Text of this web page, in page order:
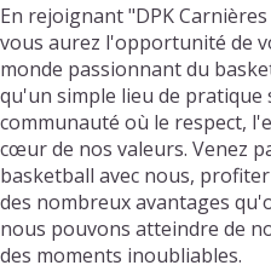
En rejoignant "DPK
vous aurez l'opportunité de
monde passionnant du
qu'un simple lieu de
communauté où le respect,
cœur de nos valeurs. Venez
basketball avec nous,
des nombreux avantages
nous pouvons atteindre de
des moments inoubliables.